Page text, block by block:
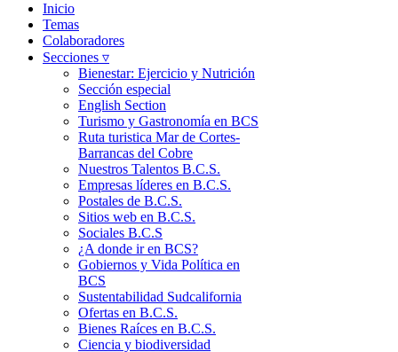
Inicio
Temas
Colaboradores
Secciones ▿
Bienestar: Ejercicio y Nutrición
Sección especial
English Section
Turismo y Gastronomía en BCS
Ruta turistica Mar de Cortes-
Barrancas del Cobre
Nuestros Talentos B.C.S.
Empresas líderes en B.C.S.
Postales de B.C.S.
Sitios web en B.C.S.
Sociales B.C.S
¿A donde ir en BCS?
Gobiernos y Vida Política en
BCS
Sustentabilidad Sudcalifornia
Ofertas en B.C.S.
Bienes Raíces en B.C.S.
Ciencia y biodiversidad